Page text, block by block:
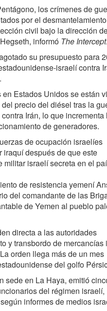
los crímenes de
por el desmantelamiento
civil bajo la dirección
informó The Intercept.
su presupuesto para
israelí contra
.
Estados Unidos se están
precio del diésel tras la
Irán, lo que incrementa
de generadores.
de ocupación israelíes
iraquí después de que este
militar israelí secreta en el
de resistencia yemení
del comandante de las
de Yemen al pueblo
directa a las autoridades
y transbordo de mercancías
orden llega más de un mes
del golfo
sede en La Haya, emitió
del régimen israelí,
informes de medios